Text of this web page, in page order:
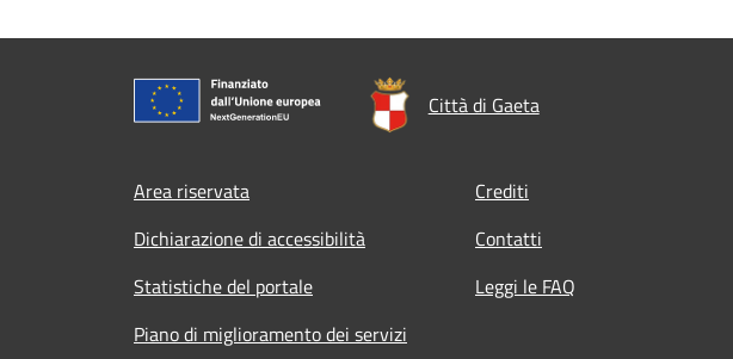
Città di Gaeta
Footer menu
Area riservata Crediti
Dichiarazione di accessibilità
Contatti
Statistiche del portale
Leggi le FAQ
Piano di miglioramento dei servizi